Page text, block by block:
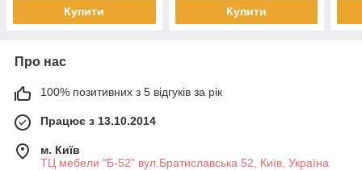
Купити Купити
Про нас
100% позитивних з 5 відгуків за рік
Працює з 13.10.2014
м. Київ
ТЦ мебели "Б-52" вул.Братиславська 52, Київ, Україна